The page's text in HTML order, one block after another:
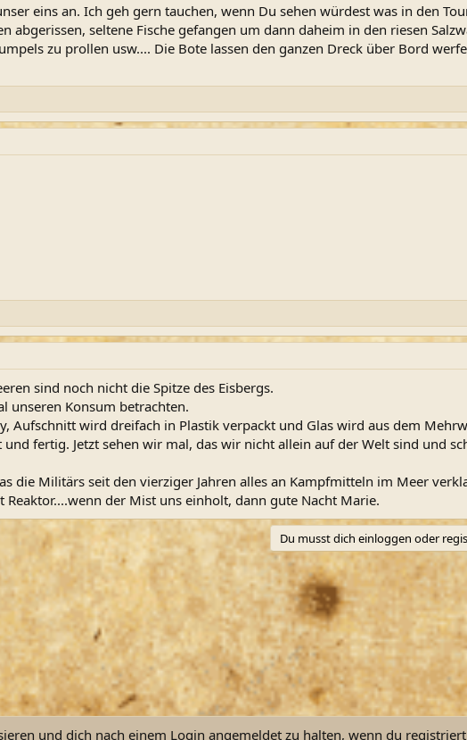
eins an. Ich geh gern tauchen, wenn Du sehen würdest was in den
abgerissen, seltene Fische gefangen um dann daheim in den riesen
zu prollen usw.... Die Bote lassen den ganzen Dreck über Bord
sind noch nicht die Spitze des Eisbergs.
unseren Konsum betrachten.
Aufschnitt wird dreifach in Plastik verpackt und Glas wird aus dem
fertig. Jetzt sehen wir mal, das wir nicht allein auf der Welt sind und
die Militärs seit den vierziger Jahren alles an Kampfmitteln im Meer
der Mist uns einholt, dann gute Nacht Marie.
Du musst dich einloggen oder
und dich nach einem Login angemeldet zu halten, wenn du